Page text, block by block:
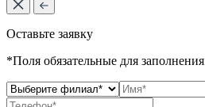
Оставьте заявку
*Поля обязательные для заполнения